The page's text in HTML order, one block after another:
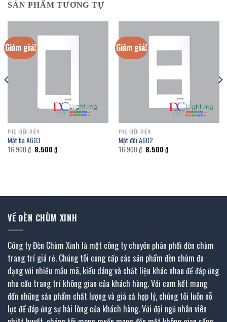
SẢN PHẨM TƯƠNG TỰ
Giảm giá!
PHỤ KIỆN ĐIỆN
Mặt ba A603
16.900₫ Giá
gốc
8.500 ₫Giá
hiện
Giảm giá!
PHỤ KIỆN ĐIỆN
Mặt đôi A602
16.900₫ Giá
gốc
8.500 ₫Giá
hiện
VỀ ĐÈN CHÙM XINH
Công ty Đèn Chùm Xinh là một công ty chuyên phân phối đèn chùm
trang trí giá rẻ. Chúng tôi cung cấp các sản phẩm đèn chùm đa
dạng với nhiều mẫu mã, kiểu dáng và chất liệu khác nhau để đáp ứng
nhu cầu trang trí không gian của khách hàng. Với cam kết mang
đến những sản phẩm chất lượng và giá cả hợp lý, chúng tôi luôn nỗ
lực để đáp ứng sự hài lòng của khách hàng. Với đội ngũ nhân viên